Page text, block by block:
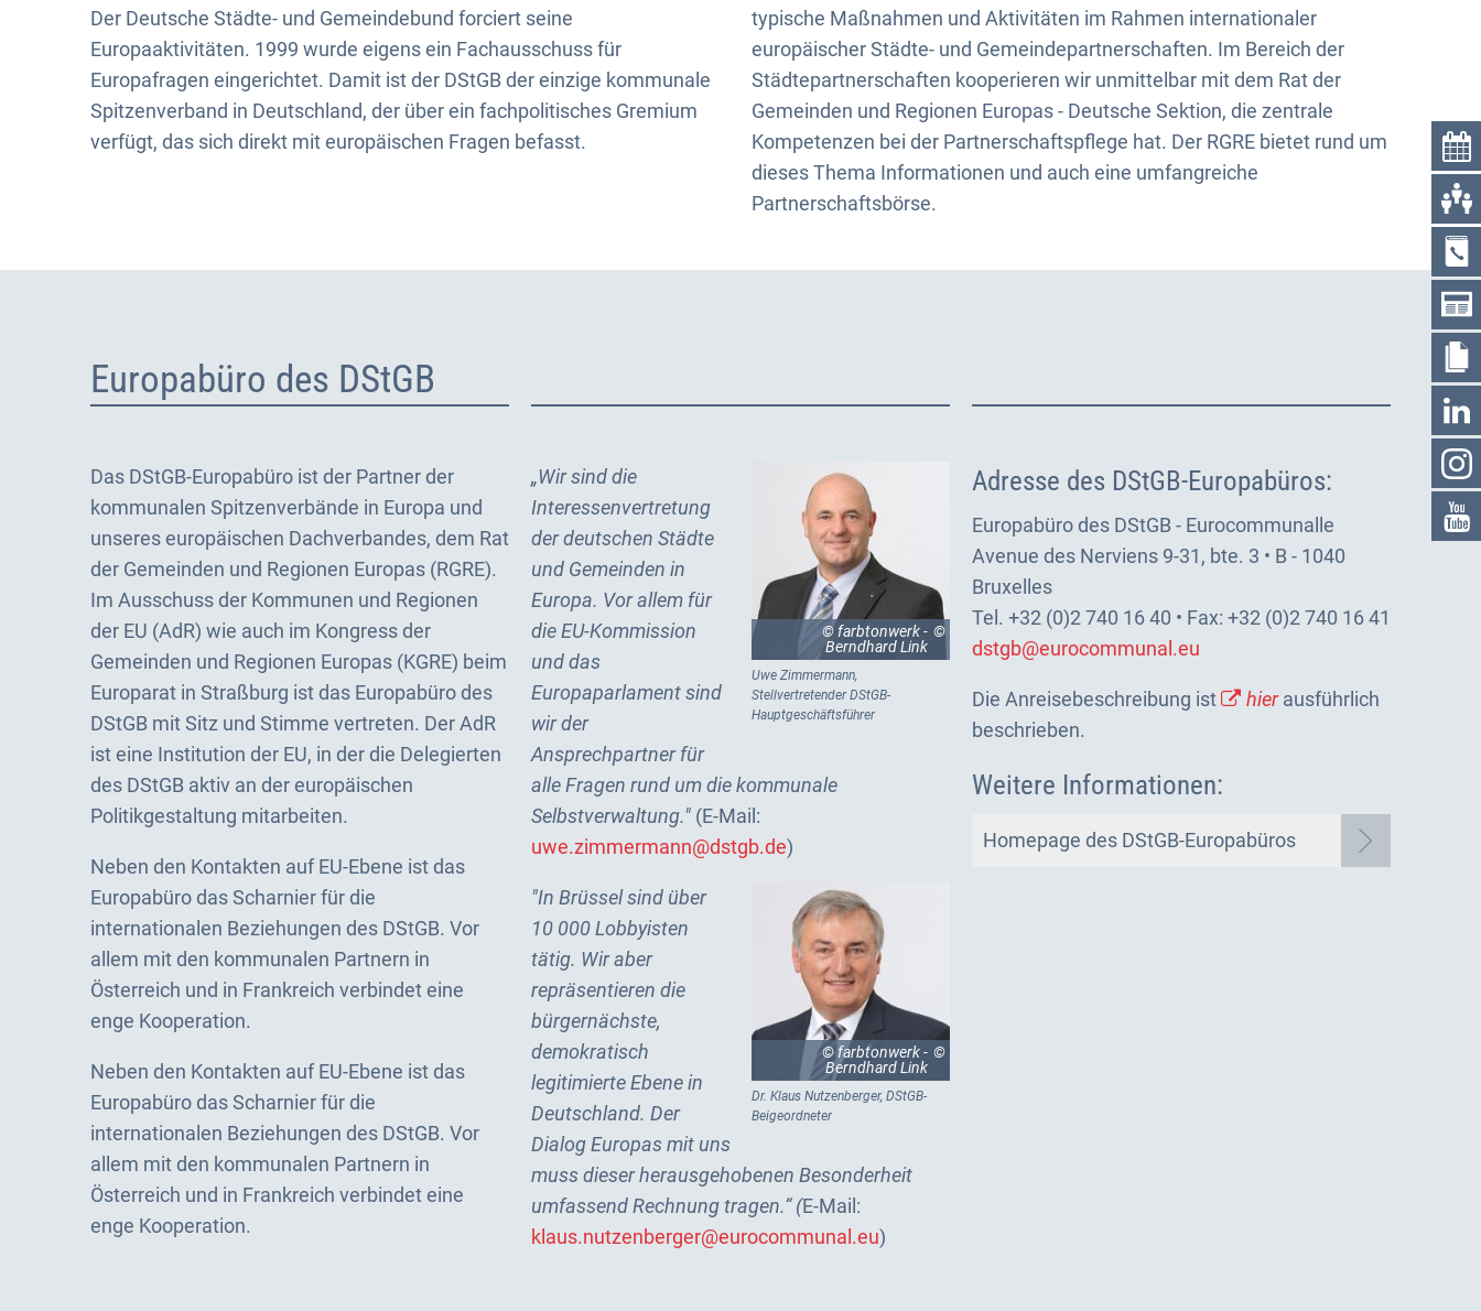
Der Deutsche Städte- und Gemeindebund forciert seine
Europaaktivitäten. 1999 wurde eigens ein Fachausschuss für
Europafragen eingerichtet. Damit ist der DStGB der einzige kommunale
Spitzenverband in Deutschland, der über ein fachpolitisches Gremium
verfügt, das sich direkt mit europäischen Fragen befasst.
typische Maßnahmen und Aktivitäten im Rahmen internationaler
europäischer Städte- und Gemeindepartnerschaften. Im Bereich der
Städtepartnerschaften kooperieren wir unmittelbar mit dem Rat der
Gemeinden und Regionen Europas - Deutsche Sektion, die zentrale
Kompetenzen bei der Partnerschaftspflege hat. Der RGRE bietet rund um
dieses Thema Informationen und auch eine umfangreiche
Partnerschaftsbörse.
Europabüro des DStGB
Das DStGB-Europabüro ist der Partner der
kommunalen Spitzenverbände in Europa und
unseres europäischen Dachverbandes, dem Rat
der Gemeinden und Regionen Europas (RGRE).
Im Ausschuss der Kommunen und Regionen
der EU (AdR) wie auch im Kongress der
Gemeinden und Regionen Europas (KGRE) beim
Europarat in Straßburg ist das Europabüro des
DStGB mit Sitz und Stimme vertreten. Der AdR
ist eine Institution der EU, in der die Delegierten
des DStGB aktiv an der europäischen
Politikgestaltung mitarbeiten.
Neben den Kontakten auf EU-Ebene ist das
Europabüro das Scharnier für die
internationalen Beziehungen des DStGB. Vor
allem mit den kommunalen Partnern in
Österreich und in Frankreich verbindet eine
enge Kooperation.
Neben den Kontakten auf EU-Ebene ist das
Europabüro das Scharnier für die
internationalen Beziehungen des DStGB. Vor
allem mit den kommunalen Partnern in
Österreich und in Frankreich verbindet eine
enge Kooperation.
© farbtonwerk -
Berndhard Link
Uwe Zimmermann,
Stellvertretender DStGB-
Hauptgeschäftsführer
„Wir sind die
Interessenvertretung
der deutschen Städte
und Gemeinden in
Europa. Vor allem für
die EU-Kommission
und das
Europaparlament sind
wir der
Ansprechpartner für
alle Fragen rund um die kommunale
Selbstverwaltung." (E-Mail:
uwe.zimmermann@dstgb.de)
© farbtonwerk -
Berndhard Link
Dr. Klaus Nutzenberger, DStGB-
Beigeordneter
"In Brüssel sind über
10 000 Lobbyisten
tätig. Wir aber
repräsentieren die
bürgernächste,
demokratisch
legitimierte Ebene in
Deutschland. Der
Dialog Europas mit uns
muss dieser herausgehobenen Besonderheit
umfassend Rechnung tragen.“ (E-Mail:
klaus.nutzenberger@eurocommunal.eu)
Adresse des DStGB-Europabüros:
Europabüro des DStGB - Eurocommunalle
Avenue des Nerviens 9-31, bte. 3 • B - 1040
Bruxelles
Tel. +32 (0)2 740 16 40 • Fax: +32 (0)2 740 16 41
dstgb@eurocommunal.eu
Die Anreisebeschreibung ist hierausführlich
beschrieben.
Weitere Informationen:
Homepage des DStGB-Europabüros